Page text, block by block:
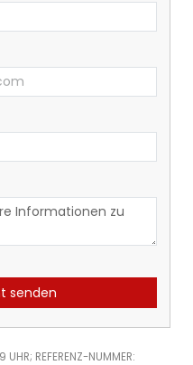
senden
UHR; REFERENZ-NUMMER: